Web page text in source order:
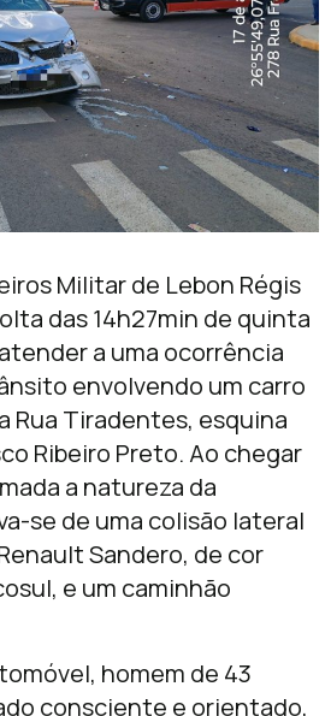
Militar de Lebon Régis
das 14h27min de quinta
a uma ocorrência
envolvendo um carro
Rua Tiradentes, esquina
Ribeiro Preto. Ao chegar
a natureza da
se de uma colisão lateral
Sandero, de cor
e um caminhão
homem de 43
consciente e orientado,